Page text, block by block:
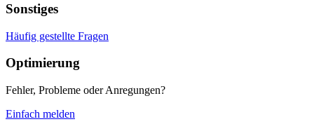
Sonstiges
Häufig gestellte Fragen
Optimierung
Fehler, Probleme oder Anregungen?
Einfach melden